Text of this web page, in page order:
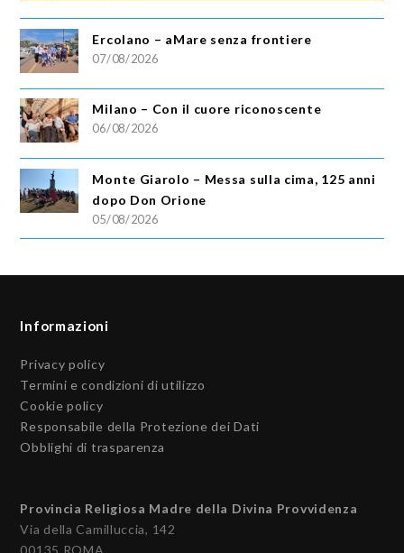
Ercolano – aMare senza frontiere
07/08/2026
Milano – Con il cuore riconoscente
06/08/2026
Monte Giarolo – Messa sulla cima, 125 anni
dopo Don Orione
05/08/2026
Informazioni
Privacy policy
Termini e condizioni di utilizzo
Cookie policy
Responsabile della Protezione dei Dati
Obblighi di trasparenza
Provincia Religiosa Madre della Divina Provvidenza
Via della Camilluccia, 142